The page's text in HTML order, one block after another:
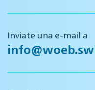
Inviate una e-mail a